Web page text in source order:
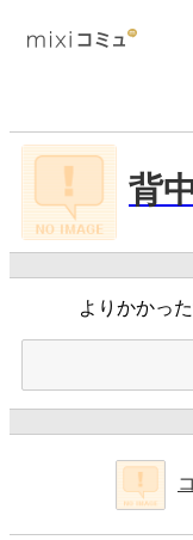
背
よりかかった背